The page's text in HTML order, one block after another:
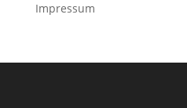
Impressum